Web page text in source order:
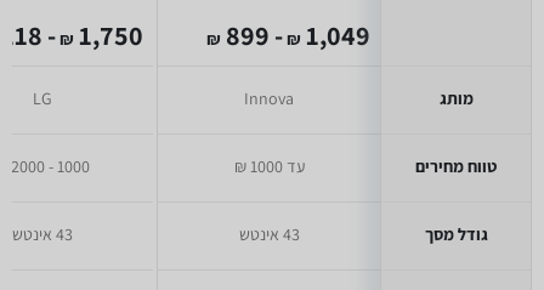
מותג
טווח מחירים
גודל מסך
1,049
₪
- 899
₪
Innova
עד 1000 ₪
43 אינטש
1,750
₪
- 1,218
LG
1000 - 2000 ₪
43 אינטש